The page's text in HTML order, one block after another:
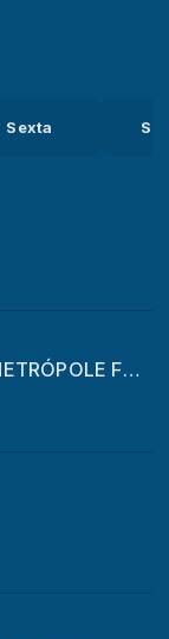
Sexta
GOSPEL TOTAL G G - MUSICAL DA METRÓPOLE FM - ESPECIAL GOSPEL